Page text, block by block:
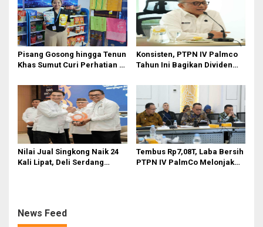
Pisang Gosong hingga Tenun
Khas Sumut Curi Perhatian di
Konsisten, PTPN IV Palmco
Tahun Ini Bagikan Dividen
Nilai Jual Singkong Naik 24
Kali Lipat, Deli Serdang
Tembus Rp7,08T, Laba Bersih
PTPN IV PalmCo Melonjak
News Feed